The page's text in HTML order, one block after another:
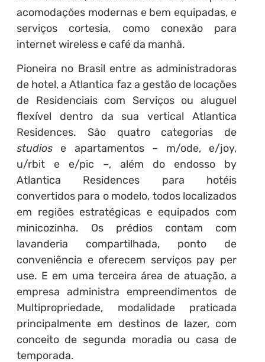
acomodações modernas e bem equipadas, e
serviços cortesia, como conexão para
internet wireless e café da manhã.
Pioneira no Brasil entre as administradoras
de hotel, a Atlantica faz a gestão de locações
de Residenciais com Serviços ou aluguel
flexível dentro da sua vertical Atlantica
Residences. São quatro categorias de
studiose apartamentos – m/ode, e/joy,
u/rbit e e/pic –, além do endosso by
Atlantica Residences para hotéis
convertidos para o modelo, todos localizados
em regiões estratégicas e equipados com
minicozinha. Os prédios contam com
lavanderia compartilhada, ponto de
conveniência e oferecem serviços pay per
use. E em uma terceira área de atuação, a
empresa administra empreendimentos de
Multipropriedade, modalidade praticada
principalmente em destinos de lazer, com
conceito de segunda moradia ou casa de
temporada.